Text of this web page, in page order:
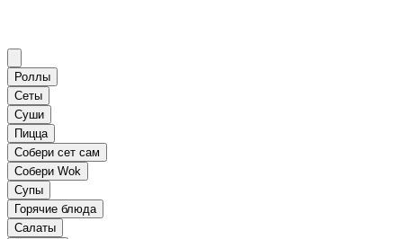
Роллы
Сеты
Суши
Пицца
Собери сет сам
Собери Wok
Супы
Горячие блюда
Салаты